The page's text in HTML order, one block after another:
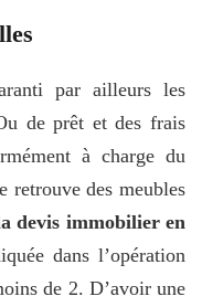
par ailleurs les
de prêt et des frais
à charge du
retrouve des meubles
devis immobilier en
dans l’opération
de 2. D’avoir une